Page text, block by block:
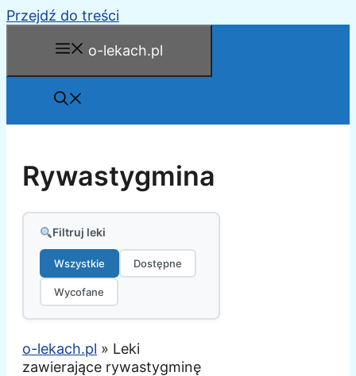
Przejdź do treści
o-lekach.pl
Rywastygmina
Filtruj leki
Wszystkie Dostępne
Wycofane
o-lekach.pl » Leki
zawierające rywastygminę